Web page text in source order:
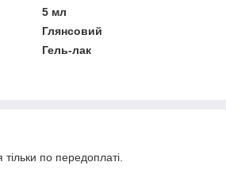
5 мл
Глянсовий
Гель-лак
по передоплаті.